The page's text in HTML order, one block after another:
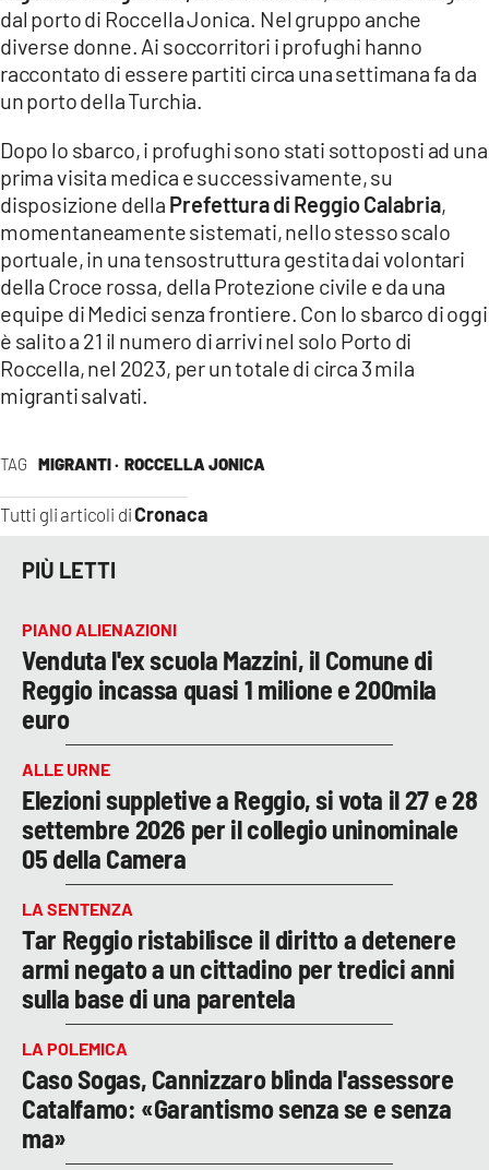
LACAPITALENEWS.IT
App
APPLE
TAG MIGRANTI · ROCCELLA JONICA
Tutti gli articoli diCronaca
dal porto di Roccella Jonica. Nel gruppo anche
diverse donne. Ai soccorritori i profughi hanno
raccontato di essere partiti circa una settimana fa da
un porto della Turchia.
Dopo lo sbarco, i profughi sono stati sottoposti ad una
prima visita medica e successivamente, su
disposizione della Prefettura di Reggio Calabria,
momentaneamente sistemati, nello stesso scalo
portuale, in una tensostruttura gestita dai volontari
della Croce rossa, della Protezione civile e da una
equipe di Medici senza frontiere. Con lo sbarco di oggi
è salito a 21 il numero di arrivi nel solo Porto di
Roccella, nel 2023, per un totale di circa 3 mila
migranti salvati.
PIÙ LETTI
PIANO ALIENAZIONI
Venduta l'ex scuola Mazzini, il Comune di
Reggio incassa quasi 1 milione e 200mila
euro
ALLE URNE
Elezioni suppletive a Reggio, si vota il 27 e 28
settembre 2026 per il collegio uninominale
05 della Camera
LA SENTENZA
Tar Reggio ristabilisce il diritto a detenere
armi negato a un cittadino per tredici anni
sulla base di una parentela
LA POLEMICA
Caso Sogas, Cannizzaro blinda l'assessore
Catalfamo: «Garantismo senza se e senza
ma»